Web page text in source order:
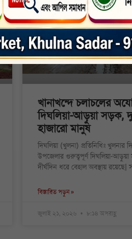
খানাখন্দে চলাচলের
দিঘলিয়া-আড়ুয়া সড়ক,
হাজারো মানুষ
দিঘলিয়া (খুলনা) প্রতিনিধিঃ খুলনার
উপজেলার গুরুত্বপূর্ণ দিঘলিয়া-
দীর্ঘদিন ধরে বেহাল অবস্থায়
বিস্তারিত পড়ুন »
জুলাই ২১, ২০২৬ ৮:১৪ অপরাহ্ণ